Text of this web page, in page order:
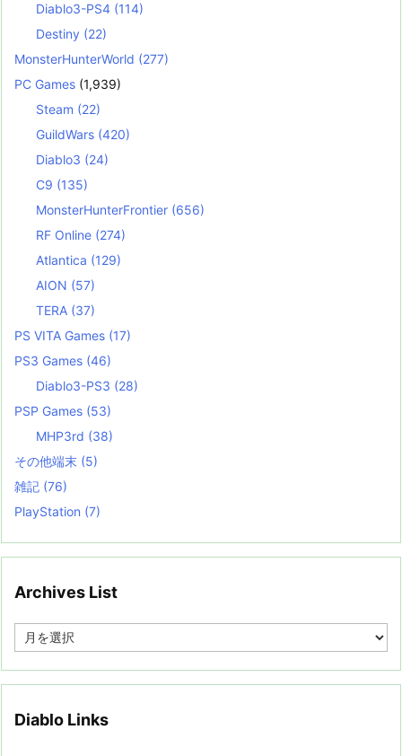
Diablo3-PS4 (114)
Destiny (22)
MonsterHunterWorld (277)
PC Games (1,939)
Steam (22)
GuildWars (420)
Diablo3 (24)
C9 (135)
MonsterHunterFrontier (656)
RF Online (274)
Atlantica (129)
AION (57)
TERA (37)
PS VITA Games (17)
PS3 Games (46)
Diablo3-PS3 (28)
PSP Games (53)
MHP3rd (38)
その他端末 (5)
雑記 (76)
PlayStation (7)
Archives List
e
Diablo Links